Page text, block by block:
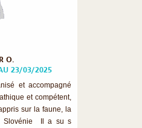
O.
23/03/2025
et accompagné
et compétent,
sur la faune, la
Slovénie Il a su s